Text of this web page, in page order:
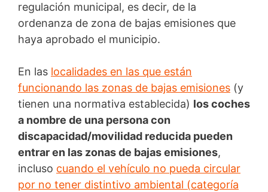
regulación municipal, es decir, de la
ordenanza de zona de bajas emisiones que
haya aprobado el municipio.
En las localidades en las que están
funcionando las zonas de bajas emisiones (y
tienen una normativa establecida) los coches
a nombre de una persona con
discapacidad/movilidad reducida pueden
entrar en las zonas de bajas emisiones,
incluso cuando el vehículo no pueda circular
por no tener distintivo ambiental (categoría